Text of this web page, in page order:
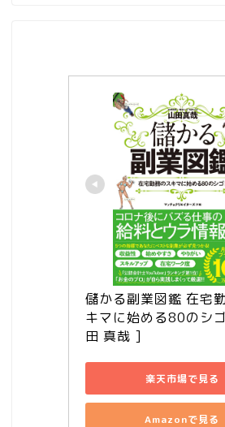
儲かる副業図鑑 在宅
キマに始める80のシ
田 真哉 ]
楽天市場で見る
Amazonで見る